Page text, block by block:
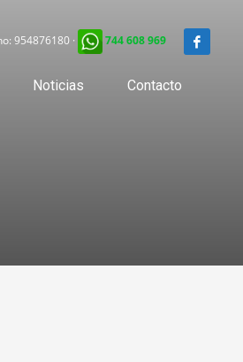
954876180 · 744 608 969
Noticias Contacto